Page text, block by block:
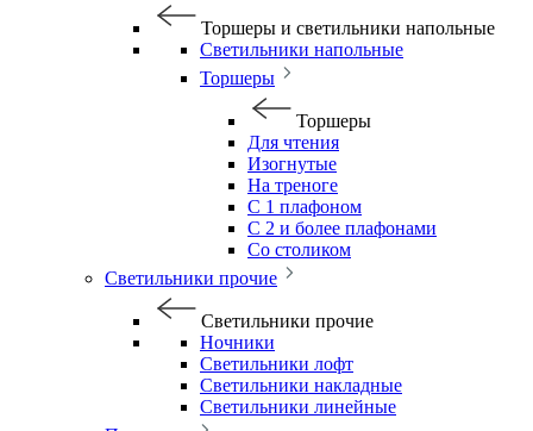
Торшеры и светильники напольные
Светильники напольные
Торшеры
Торшеры
Для чтения
Изогнутые
На треноге
С 1 плафоном
С 2 и более плафонами
Со столиком
Светильники прочие
Светильники прочие
Ночники
Светильники лофт
Светильники накладные
Светильники линейные